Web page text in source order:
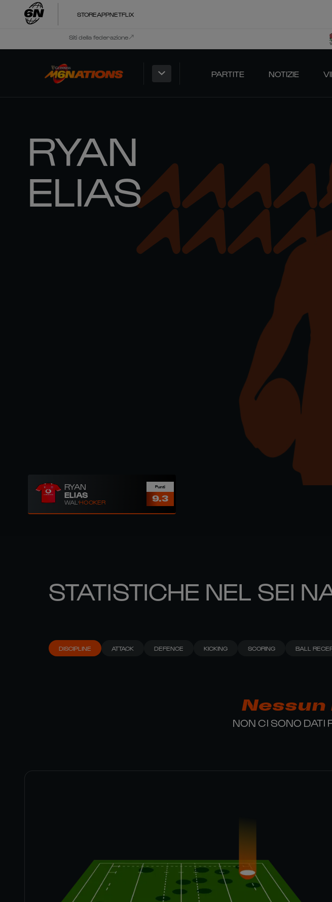
STOREAPPNETFLIX
Siti della federazione
PARTITE NOTIZIE
RYAN
ELIAS
RYAN
ELIAS
WALHOOKER
Punti
9.3
STATISTICHE NEL SEI
DISCIPLINE ATTACK DEFENCE KICKING SCORING BALL
NON CI SONO DATI